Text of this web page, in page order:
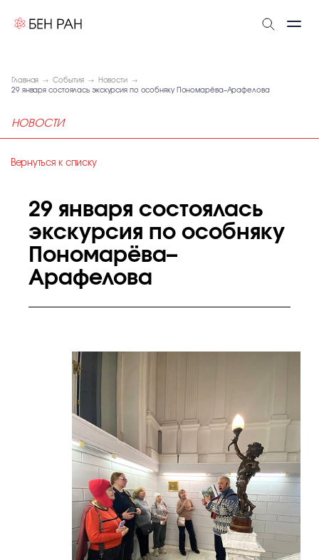
Главная События
Новости
29 января состоялась экскурсия по особняку Пономарёва–Арафелова
НОВОСТИ
Вернуться к списку
29 января состоялась
экскурсия по особняку
Пономарёва–
Арафелова